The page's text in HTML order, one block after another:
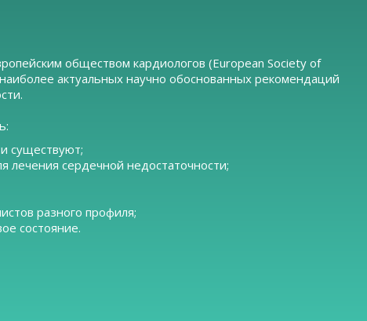
обществом кардиологов (European Society of
актуальных научно обоснованных рекомендаций
существуют;
лечения сердечной недостаточности;
разного профиля;
состояние.